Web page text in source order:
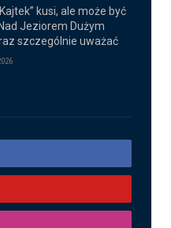
kusi, ale może być
Jeziorem Dużym
szczególnie uważać